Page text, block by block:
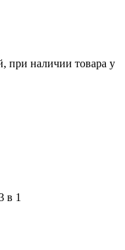
при наличии товара у
в 1